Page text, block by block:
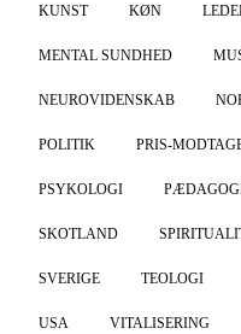
KUNST KØN
MENTAL SUNDHED
NEUROVIDENSKAB
POLITIK PRIS-
PSYKOLOGI
SKOTLAND
SVERIGE TEOLOGI
USA VITALISERING